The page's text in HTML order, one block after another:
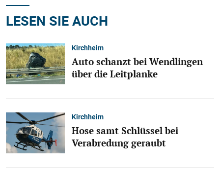
LESEN SIE AUCH
Kirchheim
Auto schanzt bei Wendlingen
über die Leitplanke
Kirchheim
Hose samt Schlüssel bei
Verabredung geraubt